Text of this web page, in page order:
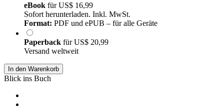
eBook fürUS$ 16,99
Sofort herunterladen. Inkl. MwSt.
Format: PDF und ePUB – für alle Geräte
Paperback fürUS$ 20,99
Versand weltweit
In den Warenkorb
Blick ins Buch